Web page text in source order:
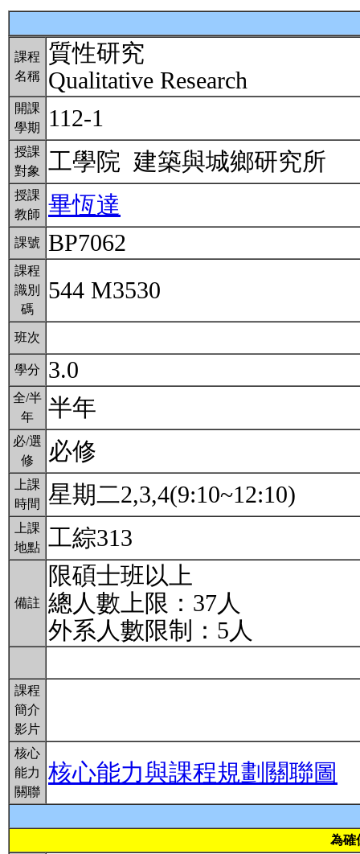
課程
名稱
質性研究
Qualitative Research
開課
學期
112-1
授課
對象
工學院 建築與城鄉研究所
授課
教師
畢恆達
課號 BP7062
課程
識別
碼
544 M3530
班次
學分 3.0
全/半
年
半年
必/選
修
必修
上課
時間
星期二2,3,4(9:10~12:10)
上課
地點 工綜313
備註
限碩士班以上
總人數上限：37人
外系人數限制：5人
課程
簡介
影片
核心
能力
關聯
核心能力與課程規劃關聯圖
為確